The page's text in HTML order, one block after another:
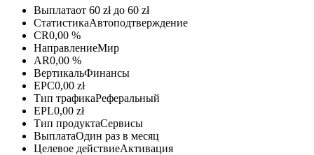
Выплатаот 60 zł до 60 zł
СтатистикаАвтоподтверждение
CR0,00 %
НаправлениеМир
AR0,00 %
ВертикальФинансы
EPC0,00 zł
Тип трафикаРеферальный
EPL0,00 zł
Тип продуктаСервисы
ВыплатаОдин раз в месяц
Целевое действиеАктивация